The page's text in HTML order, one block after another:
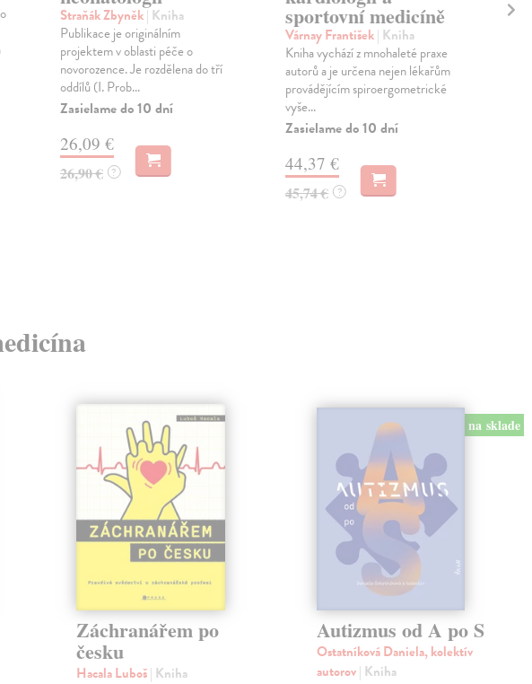
Straňák Zbyněk| Kniha
Publikace je originálním
projektem v oblasti péče o
novorozence. Je rozdělena do tří
oddílů (I. Prob...
Zasielame do 10 dní
26,09 €
26,90 € ?
sportovní medicíně
Várnay František| Kniha
Kniha vychází z mnohaleté praxe
autorů a je určena nejen lékařům
provádějícím spiroergometrické
vyše...
Zasielame do 10 dní
44,37 €
45,74 € ?
Záchranářem po
česku
Hacala Luboš| Kniha
na sklade
Autizmus od A po S
Ostatníková Daniela, kolektív
autorov| Kniha